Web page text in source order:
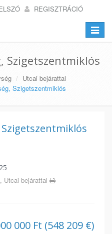
REGISZTRÁCIÓ
Toggle
Szigetszentmiklós
Utcai bejárattal
Szigetszentmiklós
Utcai bejárattal
000 Ft (548 209 €)